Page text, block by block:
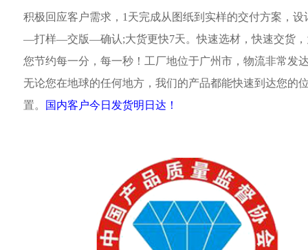
积极回应客户需求，1天完成从图纸到实样的交付方案，设
—打样—交版—确认;大货更快7天。快速选材，快速交货
您节约每一分，每一秒！工厂地位于广州市，物流非常发
无论您在地球的任何地方，我们的产品都能快速到达您的
置。
国内客户今日发货明日达！